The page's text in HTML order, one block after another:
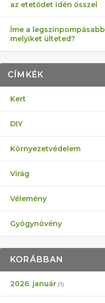
az etetődet idén ősszel
Íme a
melyiket ülteted?
CÍMKÉK
Kert
DIY
Környezetvédelem
Virág
Vélemény
Gyógynövény
KORÁBBAN
2026. január (1)